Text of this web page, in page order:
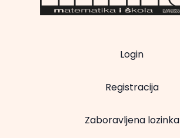
Login
Registracija
Zaboravljena lozinka